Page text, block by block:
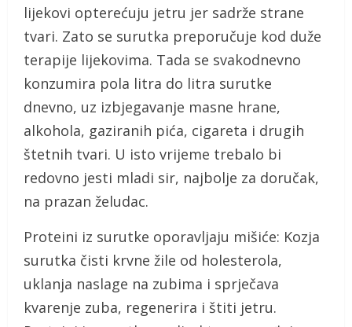
lijekovi opterećuju jetru jer sadrže strane
tvari. Zato se surutka preporučuje kod duže
terapije lijekovima. Tada se svakodnevno
konzumira pola litra do litra surutke
dnevno, uz izbjegavanje masne hrane,
alkohola, gaziranih pića, cigareta i drugih
štetnih tvari. U isto vrijeme trebalo bi
redovno jesti mladi sir, najbolje za doručak,
na prazan želudac.
Proteini iz surutke oporavljaju mišiće: Kozja
surutka čisti krvne žile od holesterola,
uklanja naslage na zubima i sprječava
kvarenje zuba, regenerira i štiti jetru.